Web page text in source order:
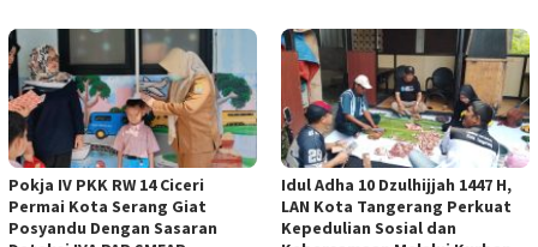
Pokja IV PKK RW 14 Ciceri
Permai Kota Serang Giat
Posyandu Dengan Sasaran
Idul Adha 10 Dzulhijjah 1447 H,
LAN Kota Tangerang Perkuat
Kepedulian Sosial dan